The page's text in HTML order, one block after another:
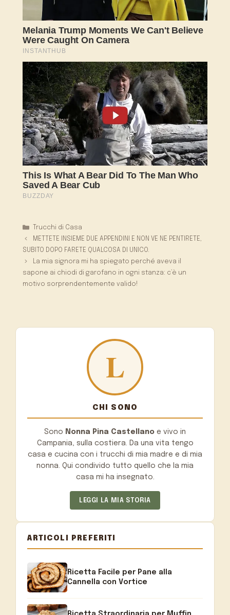
Categorie
Trucchi di Casa
METTETE INSIEME DUE APPENDINI E NON VE NE PENTIRETE,
SUBITO DOPO FARETE QUALCOSA DI UNICO.
La mia signora mi ha spiegato perché aveva il
sapone ai chiodi di garofano in ogni stanza: c’è un
motivo sorprendentemente valido!
CHI SONO
Sono Nonna Pina Castellano e vivo in
Campania, sulla costiera. Da una vita tengo
casa e cucina con i trucchi di mia madre e di mia
nonna. Qui condivido tutto quello che la mia
casa mi ha insegnato.
LEGGI LA MIA STORIA
ARTICOLI PREFERITI
Ricetta Facile per Pane alla
Cannella con Vortice